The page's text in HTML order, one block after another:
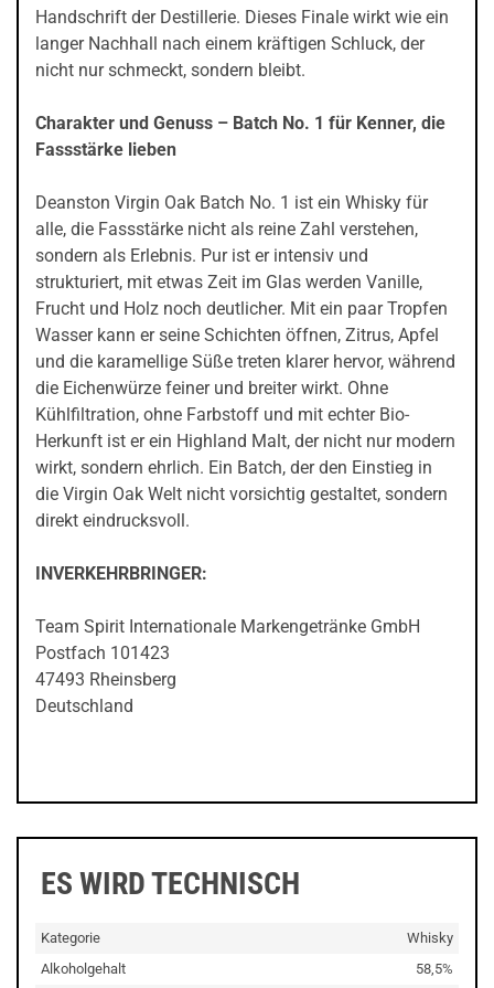
Handschrift der Destillerie. Dieses Finale wirkt wie ein
langer Nachhall nach einem kräftigen Schluck, der
nicht nur schmeckt, sondern bleibt.
Charakter und Genuss – Batch No. 1 für Kenner, die
Fassstärke lieben
Deanston Virgin Oak Batch No. 1 ist ein Whisky für
alle, die Fassstärke nicht als reine Zahl verstehen,
sondern als Erlebnis. Pur ist er intensiv und
strukturiert, mit etwas Zeit im Glas werden Vanille,
Frucht und Holz noch deutlicher. Mit ein paar Tropfen
Wasser kann er seine Schichten öffnen, Zitrus, Apfel
und die karamellige Süße treten klarer hervor, während
die Eichenwürze feiner und breiter wirkt. Ohne
Kühlfiltration, ohne Farbstoff und mit echter Bio-
Herkunft ist er ein Highland Malt, der nicht nur modern
wirkt, sondern ehrlich. Ein Batch, der den Einstieg in
die Virgin Oak Welt nicht vorsichtig gestaltet, sondern
direkt eindrucksvoll.
INVERKEHRBRINGER:
Team Spirit Internationale Markengetränke GmbH
Postfach 101423
47493 Rheinsberg
Deutschland
ES WIRD TECHNISCH
Kategorie
Whisky
Alkoholgehalt
58,5%